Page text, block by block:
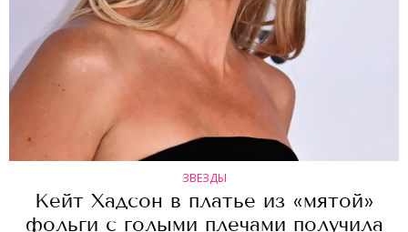
ЗВЕЗДЫ
Кейт Хадсон в платье из «мятой»
фольги с голыми плечами получила